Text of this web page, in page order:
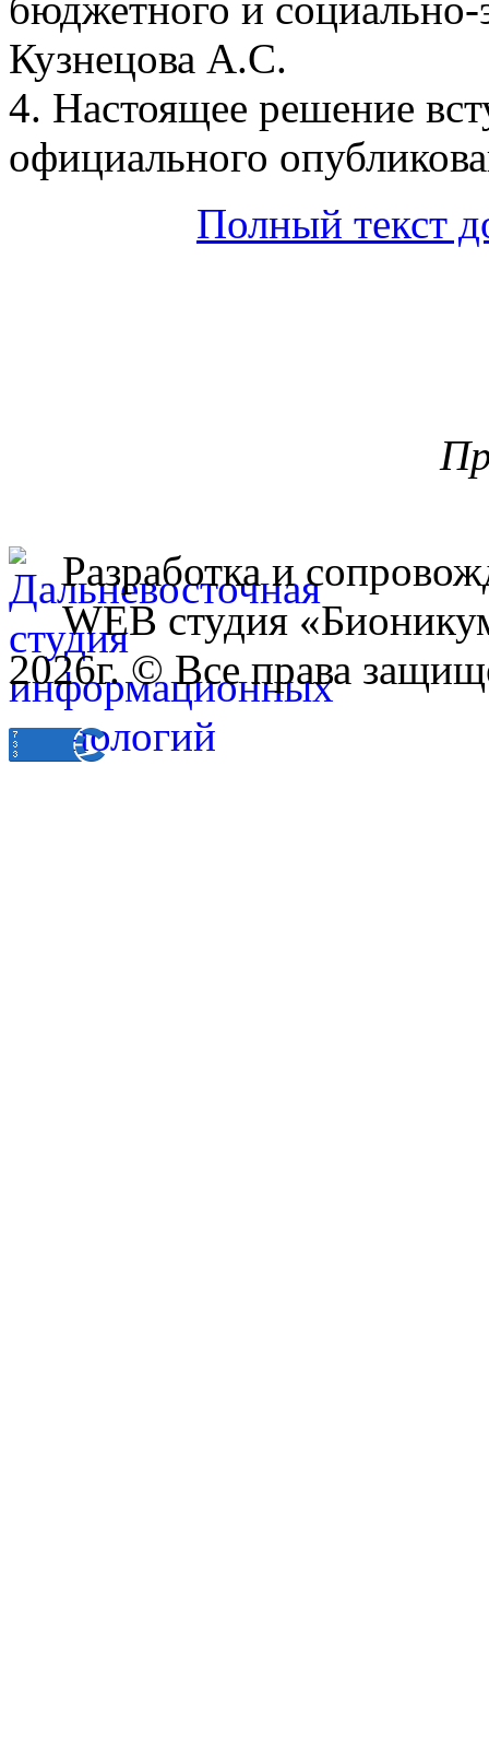
бюджетного и социально-
Кузнецова А.С.
4. Настоящее решение
официального
Полный текст
Разработка и
WEB студия
2026г. © Все права